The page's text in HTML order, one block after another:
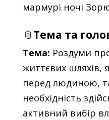
мармурі ночі
📎 Тема та
Тема: Роздуми
життєвих шляхів,
перед людиною,
необхідність
активний вибір